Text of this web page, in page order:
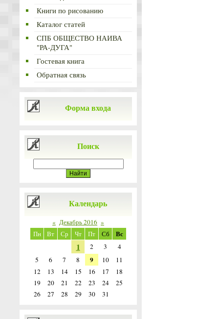
Книги по рисованию
Каталог статей
СПБ ОБЩЕСТВО НАИВА
"РА-ДУГА"
Гостевая книга
Обратная связь
Форма входа
Поиск
Календарь
« Декабрь 2016 »
Пн
Вт Ср Чт Пт Сб Вс
1 2 3
4
5
6 7 8 9 10
11
12
13 14 15 16 17
18
19
20 21 22 23 24
25
26
27 28 29 30 31